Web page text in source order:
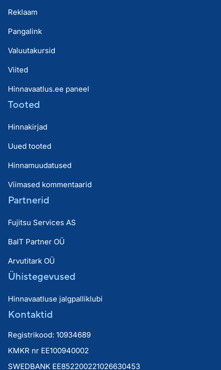
Reklaam
Pangalink
Valuutakursid
Viited
Hinnavaatlus.ee paneel
Tooted
Hinnakirjad
Uued tooted
Hinnamuudatused
Viimased kommentaarid
Partnerid
Fujitsu Services AS
BaIT Partner OÜ
Arvutitark OÜ
Ühistegevused
Hinnavaatluse jalgpalliklubi
Kontaktid
Registrikood: 10934689
KMKR nr EE100940002
SWEDBANK EE852200221026630453